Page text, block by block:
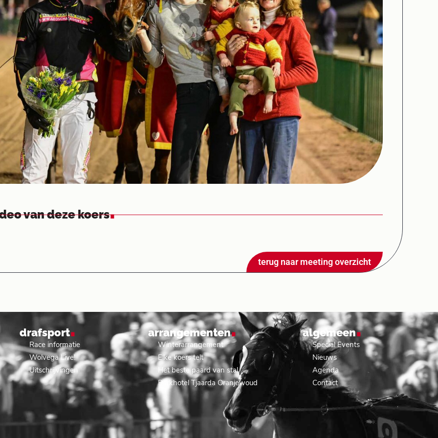
van deze koers.
terug naar meeting overzicht
drafsport.
Race informatie
Wolvega Live!
Uitschrijvingen
arrangementen.
Winterarrangement
Elke koers telt
Het beste paard van stal
Parkhotel Tjaarda Oranjewoud
algemeen.
Special Events
Nieuws
Agenda
Contact